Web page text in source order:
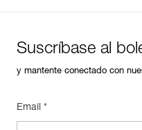
Suscríbase al
y mantente conectado con
Email *